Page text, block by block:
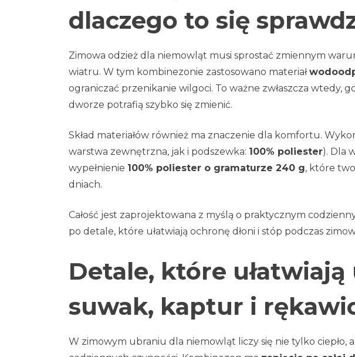
dlaczego to się
Zimowa odzież dla niemowląt musi sprostać zmiennym
wiatru. W tym kombinezonie zastosowano materiał
ograniczać przenikanie wilgoci. To ważne zwłaszcza wtedy,
dworze potrafią szybko się zmienić.
Skład materiałów również ma znaczenie dla komfortu.
warstwa zewnętrzna, jak i podszewka: 100% poliester). Dla
wypełnienie 100% poliester o gramaturze 240 g, które
dniach.
Całość jest zaprojektowana z myślą o praktycznym
po detale, które ułatwiają ochronę dłoni i stóp podczas
Detale, które
suwak, kaptur i
W zimowym ubraniu dla niemowląt liczy się nie tylko ciepło,